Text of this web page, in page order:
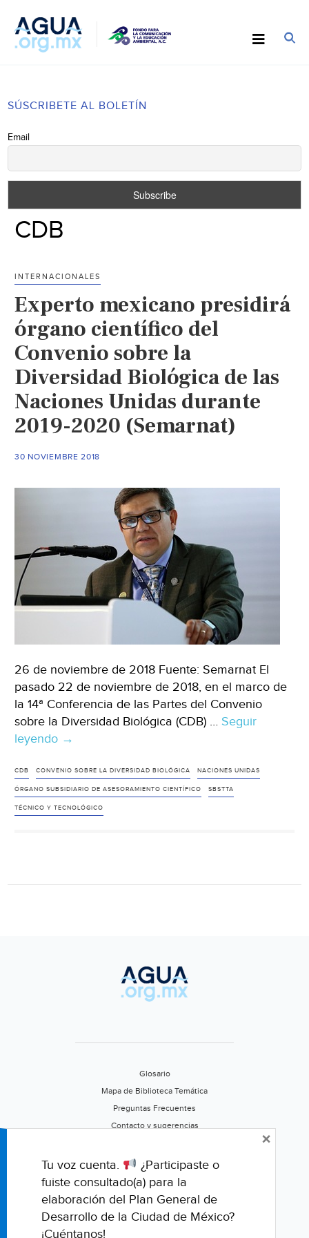
SÚSCRIBETE AL BOLETÍN
Email
CDB
INTERNACIONALES
Experto mexicano presidirá
órgano científico del
Convenio sobre la
Diversidad Biológica de las
Naciones Unidas durante
2019-2020 (Semarnat)
30 NOVIEMBRE 2018
26 de noviembre de 2018 Fuente: Semarnat El
pasado 22 de noviembre de 2018, en el marco de
la 14ª Conferencia de las Partes del Convenio
sobre la Diversidad Biológica (CDB) … Seguir
leyendo Experto
presidirá
órgano
científico
→
CDB CONVENIO SOBRE LA DIVERSIDAD BIOLÓGICA NACIONES UNIDAS
ÓRGANO SUBSIDIARIO DE ASESORAMIENTO CIENTÍFICO SBSTTA
TÉCNICO Y TECNOLÓGICO
Glosario
Mapa de Biblioteca Temática
Preguntas Frecuentes
Contacto y sugerencias
Califica este portal
Tu voz cuenta.
¿Participaste o
fuiste consultado(a) para la
elaboración del Plan General de
Desarrollo de la Ciudad de México?
¡Cuéntanos!
×